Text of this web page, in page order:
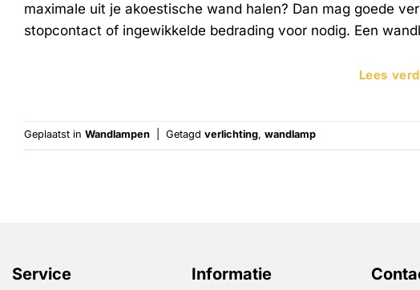
maximale uit je akoestische wand halen? Dan mag goede
stopcontact of ingewikkelde bedrading voor nodig. Een
Lees
Geplaatst in Wandlampen Getagd verlichting, wandlamp
Service Informatie